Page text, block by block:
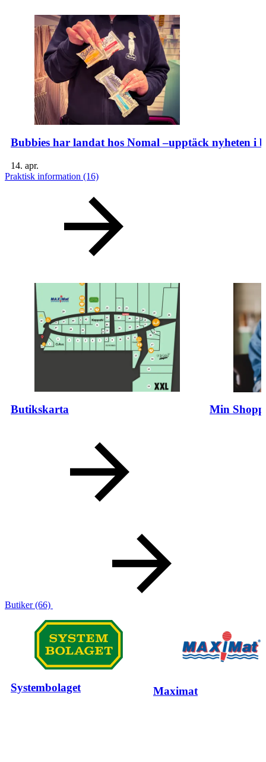
Bubbies har landat hos Nomal –upptäck nyheten i
14. apr.
Praktisk information (16)
Butikskarta Min
Butiker(66)
Systembolaget Maximat